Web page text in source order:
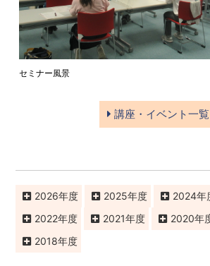
セミナー風景
講座・イベント一覧
2026 2025 2024
2022
2021 2020
2018